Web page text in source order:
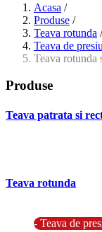
Acasa /
Produse /
Teava rotunda
Teava de
Teava rotunda
Produse
Teava patrata si
Teava rotunda
- Teava de